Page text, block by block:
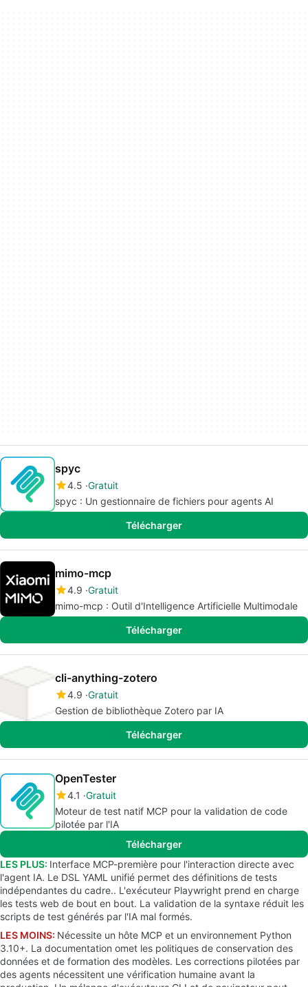
spyc
4.5 Gratuit
spyc : Un gestionnaire de fichiers pour agents AI
Télécharger
mimo-mcp
4.9 Gratuit
mimo-mcp : Outil d'Intelligence Artificielle Multimodale
Télécharger
cli-anything-zotero
4.9 Gratuit
Gestion de bibliothèque Zotero par IA
Télécharger
OpenTester
4.1 Gratuit
Moteur de test natif MCP pour la validation de code
pilotée par l'IA
Télécharger
LES PLUS: Interface MCP-première pour l'interaction directe avec
l'agent IA. Le DSL YAML unifié permet des définitions de tests
indépendantes du cadre.. L'exécuteur Playwright prend en charge
les tests web de bout en bout. La validation de la syntaxe réduit les
scripts de test générés par l'IA mal formés.
LES MOINS: Nécessite un hôte MCP et un environnement Python
3.10+. La documentation omet les politiques de conservation des
données et de formation des modèles. Les corrections pilotées par
des agents nécessitent une vérification humaine avant la